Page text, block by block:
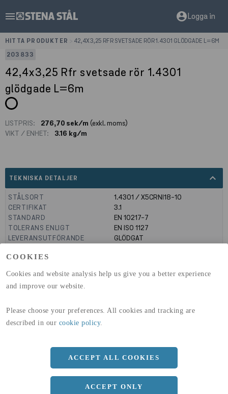
COOKIES
Cookies and website analysis help us give you a better experience
and improve our website.
Please choose your preferences. All cookies and tracking are
described in our cookie policy.
ACCEPT ALL COOKIES
ACCEPT ONLY
menu account_circleLogga in
HITTA PRODUKTER
42,4X3,25 RFR SVETSADE RÖR 1.4301 GLÖDGADE L=6M
203833
42,4x3,25 Rfr svetsade rör 1.4301
glödgade L=6m
LISTPRIS: 276,70 sek/m (exkl. moms)
VIKT / ENHET:
3.16 kg/m
TEKNISKA DETALJER expand_less
STÅLSORT
1.4301 / X5CRNI18-10
CERTIFIKAT
3.1
STANDARD
EN 10217-7
TOLERANS ENLIGT
EN ISO 1127
LEVERANSUTFÖRANDE
GLÖDGAT
GLOBAL WARMING POTENTIAL
GLOBAL WARMING POTENTIAL
(A4)
32,5kg co2-eq./ton
DIMENSIONER
a 42.4 MM
b
3.25 MM